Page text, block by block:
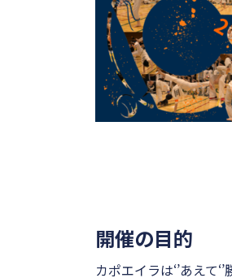
開催の目的
カポエイラは‘’あえて